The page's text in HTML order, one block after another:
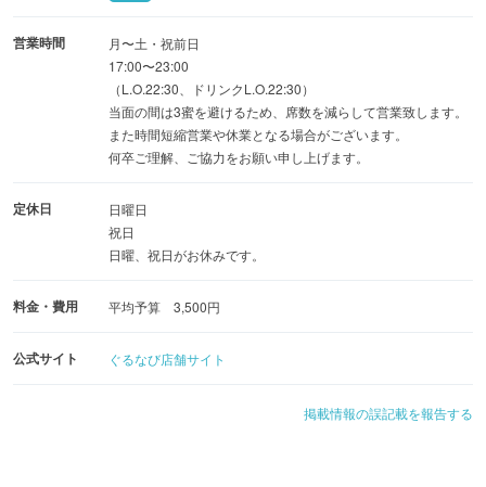
営業時間
月〜土・祝前日
17:00〜23:00
（L.O.22:30、ドリンクL.O.22:30）
当面の間は3蜜を避けるため、席数を減らして営業致します。
また時間短縮営業や休業となる場合がございます。
何卒ご理解、ご協力をお願い申し上げます。
定休日
日曜日
祝日
日曜、祝日がお休みです。
料金・費用 平均予算 3,500円
公式サイト ぐるなび店舗サイト
掲載情報の誤記載を報告する